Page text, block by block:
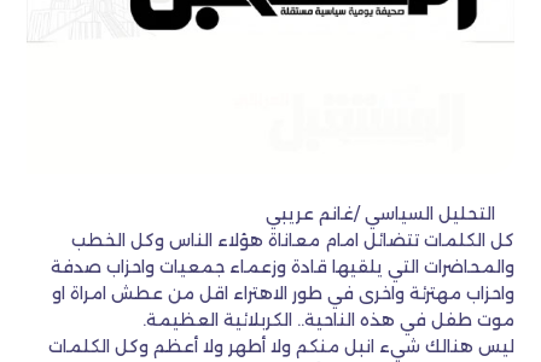
التحليل السياسي /غانم عريبي
كل الكلمات تتضائل امام معاناة هؤلاء الناس وكل الخطب
والمحاضرات التي يلقيها قادة وزعماء جمعيات واحزاب صدفة
واحزاب مهترئة واخرى في طور الاهتراء اقل من عطش امراة او
موت طفل في هذه الناحية.. الكربلائية العظيمة.
ليس هنالك شيء انبل منكم ولا أطهر ولا أعظم وكل الكلمات